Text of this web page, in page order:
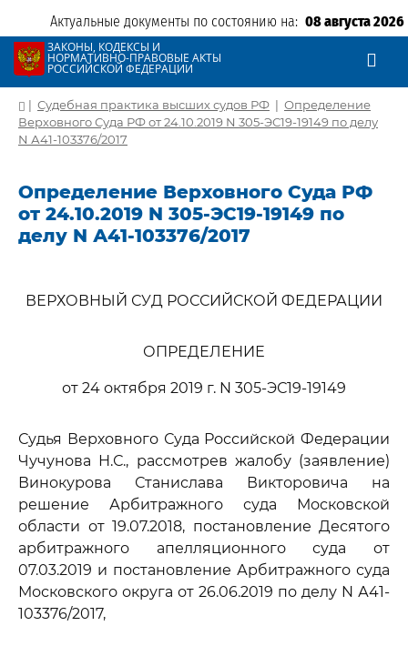
Актуальные документы по состоянию на: 08 августа 2026
ЗАКОНЫ, КОДЕКСЫ И
НОРМАТИВНО-ПРАВОВЫЕ АКТЫ
РОССИЙСКОЙ ФЕДЕРАЦИИ
| Судебная практика высших судов РФ | Определение
Верховного Суда РФ от 24.10.2019 N 305-ЭС19-19149 по делу
N А41-103376/2017
Определение Верховного Суда РФ
от 24.10.2019 N 305-ЭС19-19149 по
делу N А41-103376/2017
ВЕРХОВНЫЙ СУД РОССИЙСКОЙ ФЕДЕРАЦИИ
ОПРЕДЕЛЕНИЕ
от 24 октября 2019 г. N 305-ЭС19-19149
Судья Верховного Суда Российской Федерации
Чучунова Н.С., рассмотрев жалобу (заявление)
Винокурова Станислава Викторовича на
решение Арбитражного суда Московской
области от 19.07.2018, постановление Десятого
арбитражного апелляционного суда от
07.03.2019 и постановление Арбитражного суда
Московского округа от 26.06.2019 по делу N А41-
103376/2017,